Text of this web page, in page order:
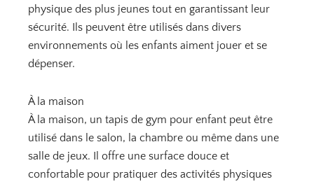
physique des plus jeunes tout en garantissant leur
sécurité. Ils peuvent être utilisés dans divers
environnements où les enfants aiment jouer et se
dépenser.
À la maison
À la maison, un tapis de gym pour enfant peut être
utilisé dans le salon, la chambre ou même dans une
salle de jeux. Il offre une surface douce et
confortable pour pratiquer des activités physiques